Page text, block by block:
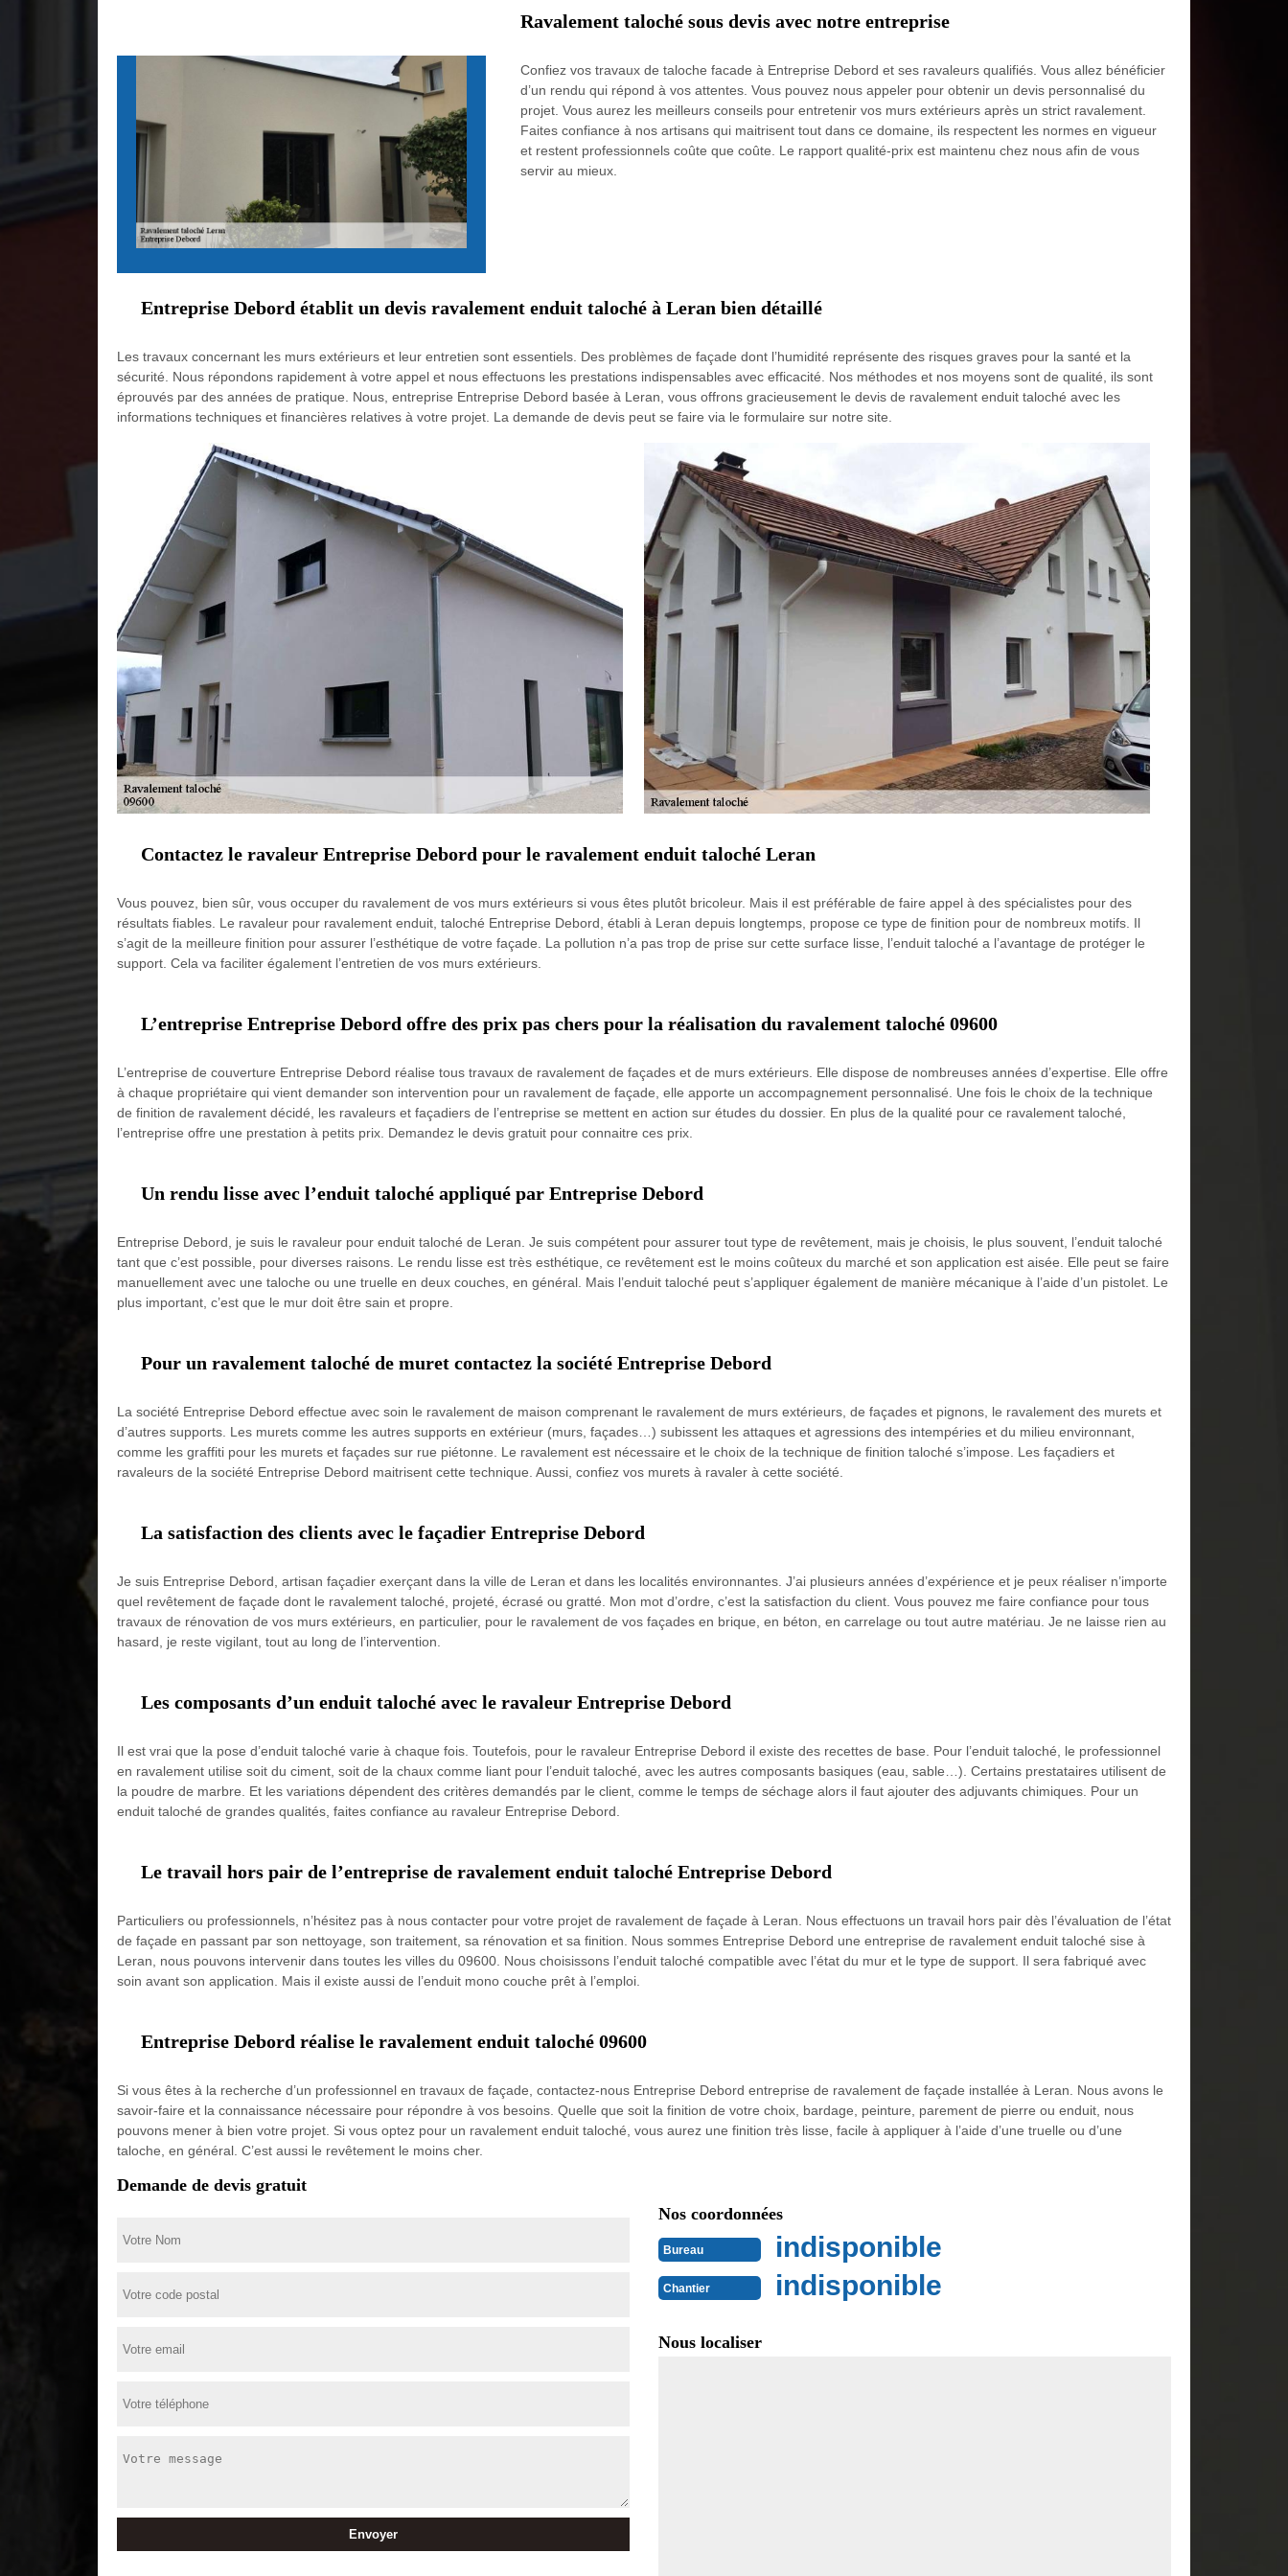
Ravalement taloché sous devis avec notre entreprise
Confiez vos travaux de taloche facade à Entreprise Debord et ses ravaleurs qualifiés. Vous allez bénéficier
d’un rendu qui répond à vos attentes. Vous pouvez nous appeler pour obtenir un devis personnalisé du
projet. Vous aurez les meilleurs conseils pour entretenir vos murs extérieurs après un strict ravalement.
Faites confiance à nos artisans qui maitrisent tout dans ce domaine, ils respectent les normes en vigueur
et restent professionnels coûte que coûte. Le rapport qualité-prix est maintenu chez nous afin de vous
servir au mieux.
Entreprise Debord établit un devis ravalement enduit taloché à Leran bien détaillé
Les travaux concernant les murs extérieurs et leur entretien sont essentiels. Des problèmes de façade dont l’humidité représente des risques graves pour la santé et la
sécurité. Nous répondons rapidement à votre appel et nous effectuons les prestations indispensables avec efficacité. Nos méthodes et nos moyens sont de qualité, ils sont
éprouvés par des années de pratique. Nous, entreprise Entreprise Debord basée à Leran, vous offrons gracieusement le devis de ravalement enduit taloché avec les
informations techniques et financières relatives à votre projet. La demande de devis peut se faire via le formulaire sur notre site.
Contactez le ravaleur Entreprise Debord pour le ravalement enduit taloché Leran
Vous pouvez, bien sûr, vous occuper du ravalement de vos murs extérieurs si vous êtes plutôt bricoleur. Mais il est préférable de faire appel à des spécialistes pour des
résultats fiables. Le ravaleur pour ravalement enduit, taloché Entreprise Debord, établi à Leran depuis longtemps, propose ce type de finition pour de nombreux motifs. Il
s’agit de la meilleure finition pour assurer l’esthétique de votre façade. La pollution n’a pas trop de prise sur cette surface lisse, l’enduit taloché a l’avantage de protéger le
support. Cela va faciliter également l’entretien de vos murs extérieurs.
L’entreprise Entreprise Debord offre des prix pas chers pour la réalisation du ravalement taloché 09600
L’entreprise de couverture Entreprise Debord réalise tous travaux de ravalement de façades et de murs extérieurs. Elle dispose de nombreuses années d’expertise. Elle offre
à chaque propriétaire qui vient demander son intervention pour un ravalement de façade, elle apporte un accompagnement personnalisé. Une fois le choix de la technique
de finition de ravalement décidé, les ravaleurs et façadiers de l’entreprise se mettent en action sur études du dossier. En plus de la qualité pour ce ravalement taloché,
l’entreprise offre une prestation à petits prix. Demandez le devis gratuit pour connaitre ces prix.
Un rendu lisse avec l’enduit taloché appliqué par Entreprise Debord
Entreprise Debord, je suis le ravaleur pour enduit taloché de Leran. Je suis compétent pour assurer tout type de revêtement, mais je choisis, le plus souvent, l’enduit taloché
tant que c’est possible, pour diverses raisons. Le rendu lisse est très esthétique, ce revêtement est le moins coûteux du marché et son application est aisée. Elle peut se faire
manuellement avec une taloche ou une truelle en deux couches, en général. Mais l’enduit taloché peut s’appliquer également de manière mécanique à l’aide d’un pistolet. Le
plus important, c’est que le mur doit être sain et propre.
Pour un ravalement taloché de muret contactez la société Entreprise Debord
La société Entreprise Debord effectue avec soin le ravalement de maison comprenant le ravalement de murs extérieurs, de façades et pignons, le ravalement des murets et
d’autres supports. Les murets comme les autres supports en extérieur (murs, façades…) subissent les attaques et agressions des intempéries et du milieu environnant,
comme les graffiti pour les murets et façades sur rue piétonne. Le ravalement est nécessaire et le choix de la technique de finition taloché s’impose. Les façadiers et
ravaleurs de la société Entreprise Debord maitrisent cette technique. Aussi, confiez vos murets à ravaler à cette société.
La satisfaction des clients avec le façadier Entreprise Debord
Je suis Entreprise Debord, artisan façadier exerçant dans la ville de Leran et dans les localités environnantes. J’ai plusieurs années d’expérience et je peux réaliser n’importe
quel revêtement de façade dont le ravalement taloché, projeté, écrasé ou gratté. Mon mot d’ordre, c’est la satisfaction du client. Vous pouvez me faire confiance pour tous
travaux de rénovation de vos murs extérieurs, en particulier, pour le ravalement de vos façades en brique, en béton, en carrelage ou tout autre matériau. Je ne laisse rien au
hasard, je reste vigilant, tout au long de l’intervention.
Les composants d’un enduit taloché avec le ravaleur Entreprise Debord
Il est vrai que la pose d’enduit taloché varie à chaque fois. Toutefois, pour le ravaleur Entreprise Debord il existe des recettes de base. Pour l’enduit taloché, le professionnel
en ravalement utilise soit du ciment, soit de la chaux comme liant pour l’enduit taloché, avec les autres composants basiques (eau, sable…). Certains prestataires utilisent de
la poudre de marbre. Et les variations dépendent des critères demandés par le client, comme le temps de séchage alors il faut ajouter des adjuvants chimiques. Pour un
enduit taloché de grandes qualités, faites confiance au ravaleur Entreprise Debord.
Le travail hors pair de l’entreprise de ravalement enduit taloché Entreprise Debord
Particuliers ou professionnels, n’hésitez pas à nous contacter pour votre projet de ravalement de façade à Leran. Nous effectuons un travail hors pair dès l’évaluation de l’état
de façade en passant par son nettoyage, son traitement, sa rénovation et sa finition. Nous sommes Entreprise Debord une entreprise de ravalement enduit taloché sise à
Leran, nous pouvons intervenir dans toutes les villes du 09600. Nous choisissons l’enduit taloché compatible avec l’état du mur et le type de support. Il sera fabriqué avec
soin avant son application. Mais il existe aussi de l’enduit mono couche prêt à l’emploi.
Entreprise Debord réalise le ravalement enduit taloché 09600
Si vous êtes à la recherche d’un professionnel en travaux de façade, contactez-nous Entreprise Debord entreprise de ravalement de façade installée à Leran. Nous avons le
savoir-faire et la connaissance nécessaire pour répondre à vos besoins. Quelle que soit la finition de votre choix, bardage, peinture, parement de pierre ou enduit, nous
pouvons mener à bien votre projet. Si vous optez pour un ravalement enduit taloché, vous aurez une finition très lisse, facile à appliquer à l’aide d’une truelle ou d’une
taloche, en général. C’est aussi le revêtement le moins cher.
Demande de devis gratuit
Nos coordonnées
Bureau indisponible
Chantier indisponible
Nous localiser